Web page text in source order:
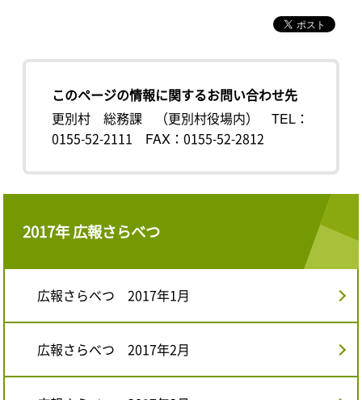
このページの情報に関するお問い合わせ先
更別村 総務課 （更別村役場内）
TEL：
0155-52-2111
FAX：0155-52-2812
2017年 広報さらべつ
広報さらべつ 2017年1月
広報さらべつ 2017年2月